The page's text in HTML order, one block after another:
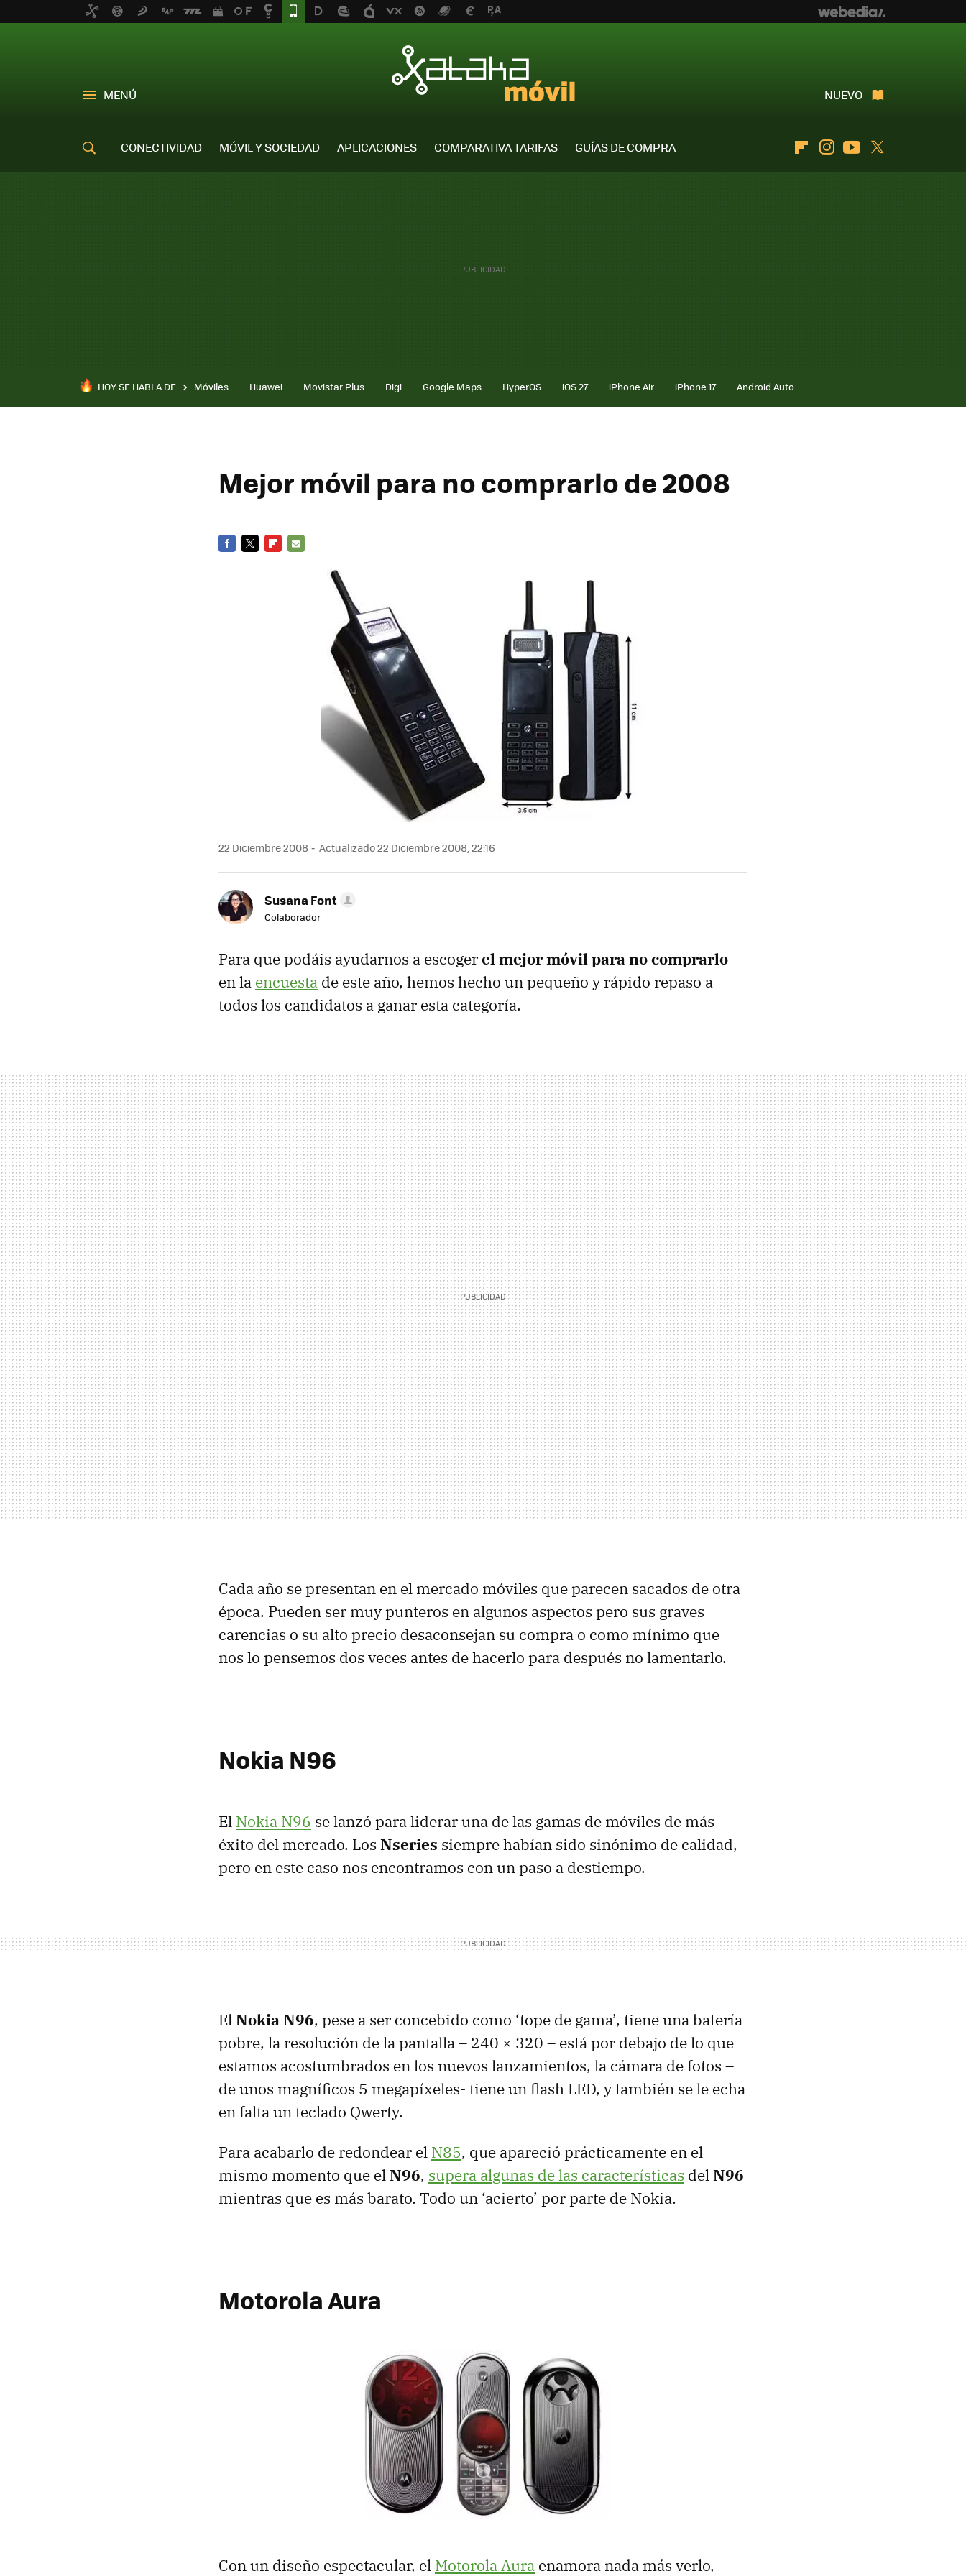
MENÚ NUEVO
CONECTIVIDAD MÓVIL Y SOCIEDAD APLICACIONES COMPARATIVA TARIFAS
GUÍAS DE COMPRA
FlipboardInstagramYoutube
HOY SE HABLA DE Móviles Huawei Movistar Plus Digi Google Maps HyperOS iOS 27 iPhone Air iPhone 17 Android Auto
Mejor móvil para no comprarlo de 2008
22 Diciembre 2008 Actualizado 22 Diciembre 2008, 22:16
Susana Font
Colaborador
Para que podáis ayudarnos a escogerel mejor móvil para no comprarlo
en la encuesta de este año, hemos hecho un pequeño y rápido repaso a
todos los candidatos a ganar esta categoría.
Cada año se presentan en el mercado móviles que parecen sacados de otra
época. Pueden ser muy punteros en algunos aspectos pero sus graves
carencias o su alto precio desaconsejan su compra o como mínimo que
nos lo pensemos dos veces antes de hacerlo para después no lamentarlo.
Nokia N96
El Nokia N96 se lanzó para liderar una de las gamas de móviles de más
éxito del mercado. Los Nseries siempre habían sido sinónimo de calidad,
pero en este caso nos encontramos con un paso a destiempo.
ElNokia N96, pese a ser concebido como ‘tope de gama’, tiene una batería
pobre, la resolución de la pantalla – 240 × 320 – está por debajo de lo que
estamos acostumbrados en los nuevos lanzamientos, la cámara de fotos –
de unos magníficos 5 megapíxeles- tiene un flash LED, y también se le echa
en falta un teclado Qwerty.
Para acabarlo de redondear el N85, que apareció prácticamente en el
mismo momento que elN96, supera algunas de las características delN96
mientras que es más barato. Todo un ‘acierto’ por parte de Nokia.
Motorola Aura
Con un diseño espectacular, el Motorola Aura enamora nada más verlo,